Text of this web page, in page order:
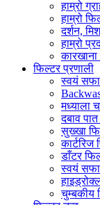
हाम्रो
हाम्रो
दर्शन,
हाम्रो
फिल्टर प्रणाली
स्वयं सफा
मध्याला
दबाव
सुख्खा
कार्टरिज
डाँटर
स्वयं सफा
चुम्बकीय